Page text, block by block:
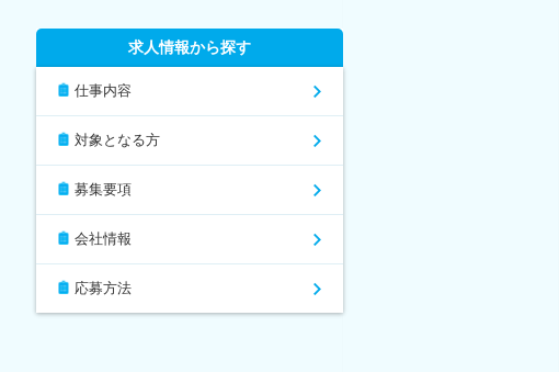
求人情報から探す
仕事内容
対象となる方
募集要項
会社情報
応募方法